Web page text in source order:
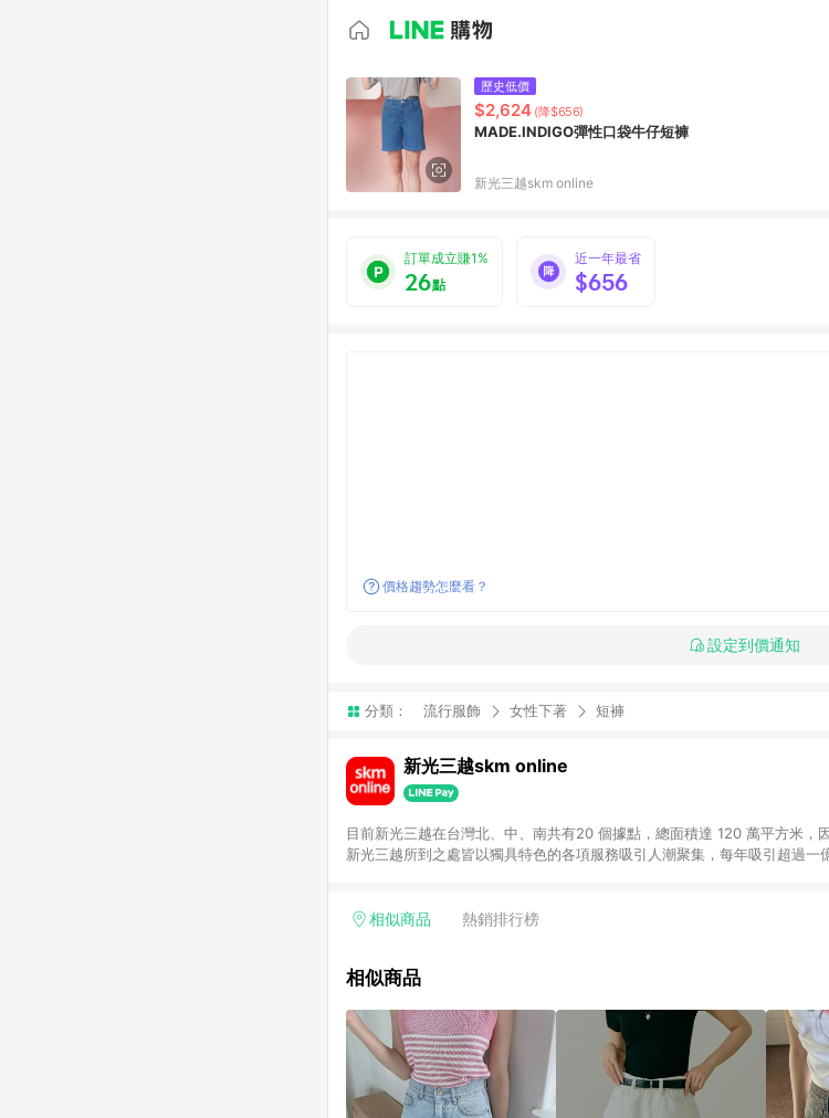
歷史低價
$2,624 (降$656)
MADE.INDIGO彈性口袋牛仔短褲
新光三越skm online
訂單成立賺1%
26點
近一年最省
$656
價格趨勢怎麼看？
設定到價通知
分類： 流行服飾 女性下著 短褲
新光三越skm online
目前新光三越在台灣北、中、南共有20 個據點，總面積達 120 萬平方米，
新光三越所到之處皆以獨具特色的各項服務吸引人潮聚集，每年吸引超過一
相似商品 熱銷排行榜
相似商品